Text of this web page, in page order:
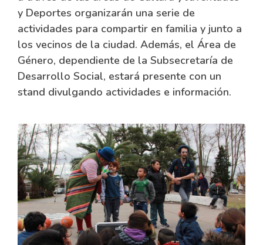
y Deportes organizarán una serie de
actividades para compartir en familia y junto a
los vecinos de la ciudad. Además, el Área de
Género, dependiente de la Subsecretaría de
Desarrollo Social, estará presente con un
stand divulgando actividades e información.